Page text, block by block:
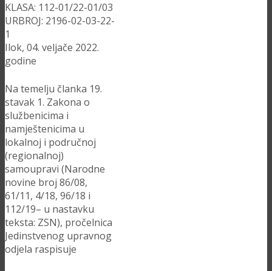
KLASA: 112-01/22-01/03
URBROJ: 2196-02-03-22-
1
Ilok, 04. veljače 2022.
godine
Na temelju članka 19.
stavak 1. Zakona o
službenicima i
namještenicima u
lokalnoj i područnoj
(regionalnoj)
samoupravi (Narodne
novine broj 86/08,
61/11, 4/18, 96/18 i
112/19– u nastavku
teksta: ZSN), pročelnica
Jedinstvenog upravnog
odjela raspisuje